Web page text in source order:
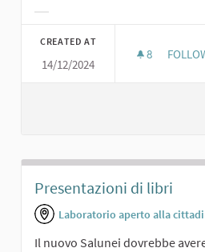
CREATED AT
14/12/2024
8 8
Presentazioni di libri
Laboratorio aperto alla
Il nuovo Salunei dovrebbe